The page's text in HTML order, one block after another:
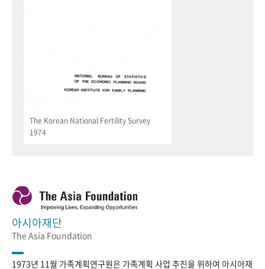
The Korean National Fertility Survey
1974
아시아재단
The Asia Foundation
1973년 11월 가족계획연구원은 가족계획 사업 추진을 위하여 아시아재